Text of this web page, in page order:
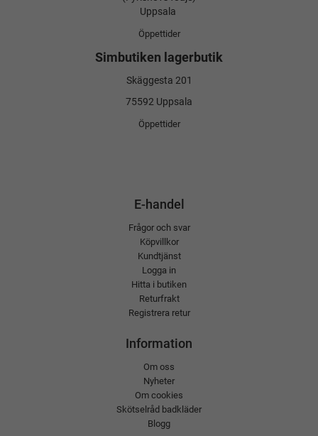
Uppsala
Öppettider
Simbutiken lagerbutik
Skäggesta 201
75592 Uppsala
Öppettider
E-handel
Frågor och svar
Köpvillkor
Kundtjänst
Logga in
Hitta i butiken
Returfrakt
Registrera retur
Information
Om oss
Nyheter
Om cookies
Skötselråd badkläder
Blogg